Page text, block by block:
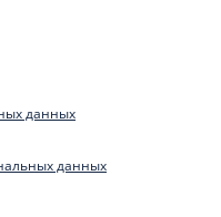
данных
данных